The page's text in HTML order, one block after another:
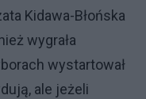
Kidawa-Błońska
wygrała
wystartował
ale jeżeli